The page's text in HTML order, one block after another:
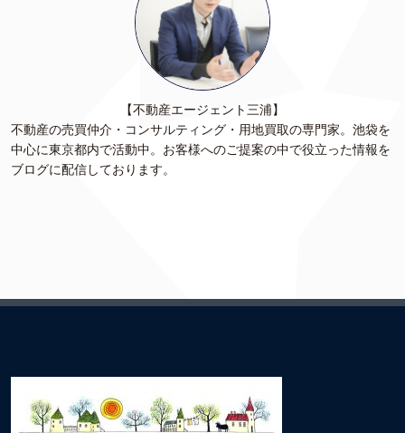
【不動産エージェント三浦】
不動産の売買仲介・コンサルティング・用地買取の専門家。池袋を
中心に東京都内で活動中。お客様へのご提案の中で役立った情報を
ブログに配信しております。